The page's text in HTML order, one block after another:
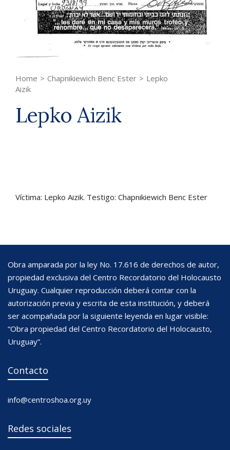
Home > Chapnikiewich Benc Ester > Lepko
Aizik
Lepko Aizik
Víctima: Lepko Aizik. Testigo: Chapnikiewich Benc Ester
Obra amparada por la ley No. 17.616 de derechos de autor,
propiedad exclusiva del Centro Recordatorio del Holocausto
Uruguay. Cualquier reproducción deberá contar con la
autorización previa y escrita de esta institución, y deberá
ser acompañada por la siguiente leyenda en lugar visible:
“Obra propiedad del Centro Recordatorio del Holocausto,
Uruguay”.
Contacto
info@centroshoa.org.uy
Redes sociales